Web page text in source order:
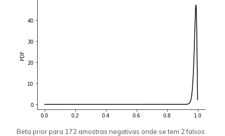
Beta prior para 172 amostras negativas onde se tem 2 falsos